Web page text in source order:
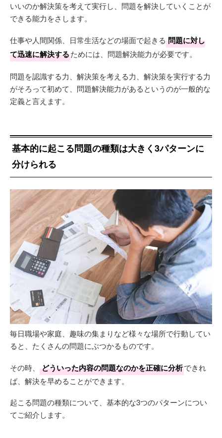
いいのか解決策を考えて実行し、問題を解決していくことが
できる能力をさします。
仕事や人間関係、日常生活などの場面で起きる 問題に対し
て迅速に解決するためには、問題解決能力が必要です。
問題を認識する力、解決策を考える力、解決策を実行する力
がそろって初めて、問題解決能力があるというのが一般的な
定義と言えます。
基本的に起こる問題の種類は大きく3パターンに
分けられる
毎日職場や家庭、趣味の集まりなど様々な場所で行動してい
ると、たくさんの問題にぶつかるものです。
その時、 どういった内容の問題なのかを正確に分析できれ
ば、解決を早めることができます。
起こる問題の種類について、基本的な3つのパターンについ
てご紹介します。